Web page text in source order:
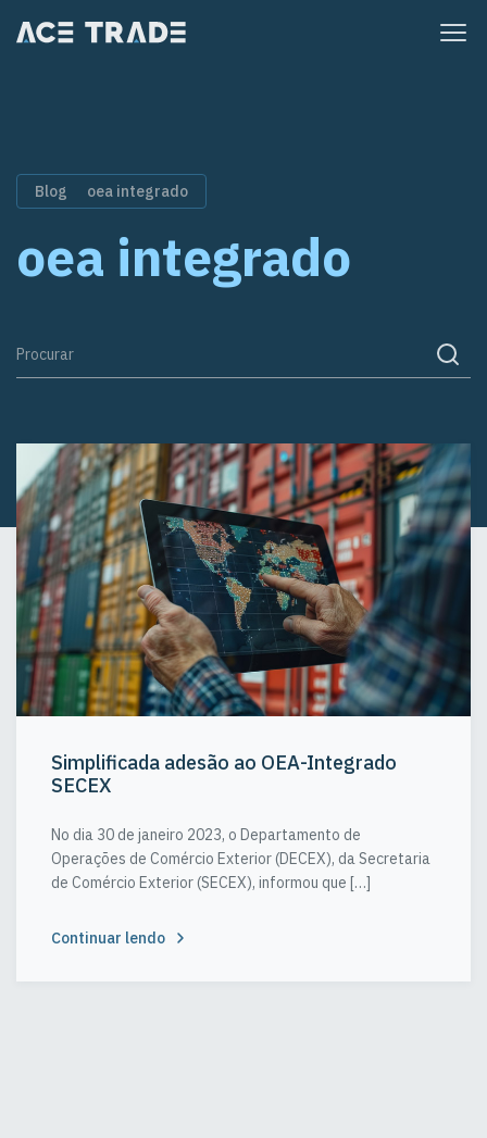
para
Blog oea integrado
oea integrado
Simplificada adesão ao OEA-Integrado
SECEX
No dia 30 de janeiro 2023, o Departamento de
Operações de Comércio Exterior (DECEX), da Secretaria
de Comércio Exterior (SECEX), informou que […]
Continuar lendo